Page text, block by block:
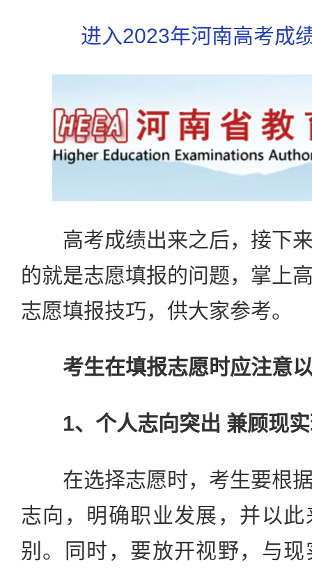
进入2023年河南高考成
高考成绩出来之后，接下来
的就是志愿填报的问题，掌上
志愿填报技巧，供大家参考。
考生在填报志愿时应注意
1、个人志向突出 兼顾现
在选择志愿时，考生要根据
志向，明确职业发展，并以
别。同时，要放开视野，与